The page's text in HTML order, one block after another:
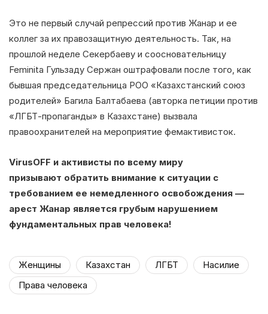
Это не первый случай репрессий против Жанар и ее
коллег за их правозащитную деятельность. Так, на
прошлой неделе Секербаеву и соосновательницу
Feminita Гульзаду Сержан оштрафовали после того, как
бывшая председательница РОО «Казахстанский союз
родителей» Багила Балтабаева (авторка петиции против
«ЛГБТ-пропаганды» в Казахстане) вызвала
правоохранителей на мероприятие фемактивисток.
VirusOFF и активисты по всему миру
призывают обратить внимание к ситуации с
требованием ее немедленного освобождения —
арест Жанар является грубым нарушением
фундаментальных прав человека!
Женщины Казахстан ЛГБТ
Насилие
Права человека